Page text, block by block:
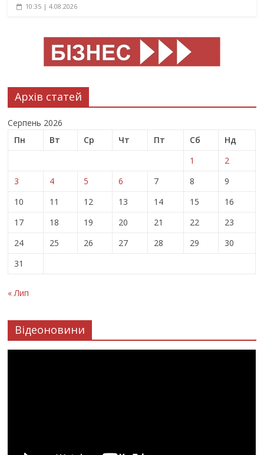
10:35 | 4.08.2026
Архів статей
Серпень 2026
Пн
Вт Ср Чт Пт Сб
Нд
1
2
3
4 5 6 7 8
9
10
11 12 13 14 15
16
17
18 19 20 21 22
23
24
25 26 27 28 29
30
31
« Лип
Відеоновини